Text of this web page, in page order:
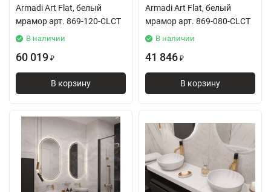
Armadi Art Flat, белый
мрамор арт. 869-120-CLCT
В наличии
60 019 ₽
В корзину
Armadi Art Flat, белый
мрамор арт. 869-080-CLCT
В наличии
41 846 ₽
В корзину